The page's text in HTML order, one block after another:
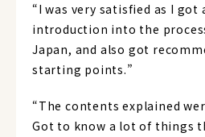
“I was very satisfied as I got
introduction into the
Japan, and also got
starting points.”
“The contents explained
Got to know a lot of things